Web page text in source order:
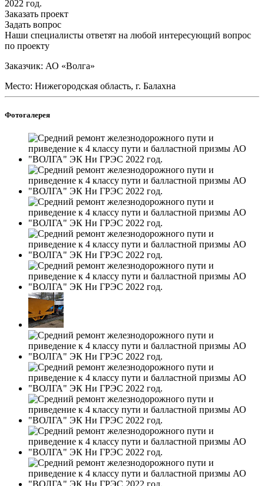
2022 год.
Заказать проект
Задать вопрос
Наши специалисты ответят на любой интересующий вопрос
по проекту
Заказчик: АО «Волга»
Место: Нижегородская область, г. Балахна
Фотогалерея